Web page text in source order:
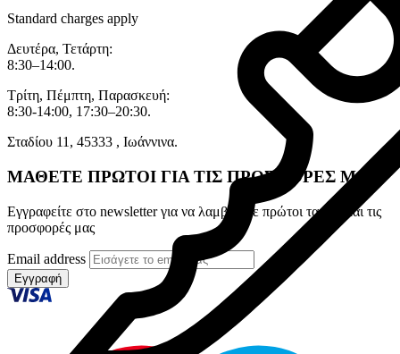
Standard charges apply
Δευτέρα, Τετάρτη:
8:30–14:00.
Τρίτη, Πέμπτη, Παρασκευή:
8:30-14:00, 17:30–20:30.
Σταδίου 11, 45333 , Ιωάννινα.
ΜΑΘΕΤΕ ΠΡΩΤΟΙ ΓΙΑ ΤΙΣ ΠΡΟΣΦΟΡΕΣ ΜΑΣ
Εγγραφείτε στο newsletter για να λαμβάνετε πρώτοι τα νέα και τις
προσφορές μας
Email address
Εγγραφή